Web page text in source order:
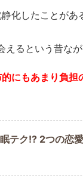
化したことが
るという昔なが
にもあまり負
テク!? 2つの恋